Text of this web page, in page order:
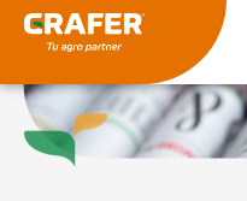
contenido